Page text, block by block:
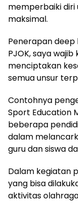
memperbaiki diri
maksimal.
Penerapan
PJOK, saya
menciptakan
semua unsur
Contohnya
Sport Education
beberapa
dalam
guru dan siswa
Dalam kegiatan
yang bisa
aktivitas